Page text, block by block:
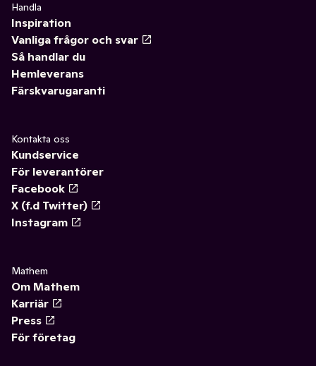
Handla
Inspiration
Vanliga frågor och svar
Så handlar du
Hemleverans
Färskvarugaranti
Kontakta oss
Kundservice
För leverantörer
Facebook
X (f.d Twitter)
Instagram
Mathem
Om Mathem
Karriär
Press
För företag